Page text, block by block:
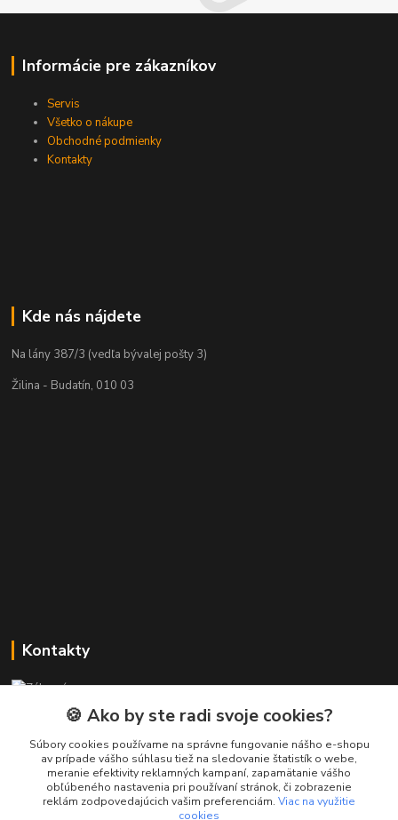
Informácie pre zákazníkov
Servis
Všetko o nákupe
Obchodné podmienky
Kontakty
Kde nás nájdete
Na lány 387/3 (vedľa bývalej pošty 3)
Žilina - Budatín, 010 03
Kontakty
+421 911 010 560
Po-Pia, 13-17 hod.
info@presmartfon.sk
🍪 Ako by ste radi svoje cookies?
Súbory cookies používame na správne fungovanie nášho e-shopu
av prípade vášho súhlasu tiež na sledovanie štatistík o webe,
meranie efektivity reklamných kampaní, zapamätanie vášho
obľúbeného nastavenia pri používaní stránok, či zobrazenie
reklám zodpovedajúcich vašim preferenciám. Viac na využitie
cookies